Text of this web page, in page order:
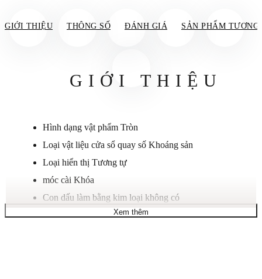
GIỚI THIỆU THÔNG SỐ ĐÁNH GIÁ SẢN PHẨM TƯƠNG
GIỚI THIỆU
Hình dạng vật phẩm Tròn
Loại vật liệu cửa sổ quay số Khoáng sản
Loại hiển thị Tương tự
móc cài Khóa
Con dấu làm bằng kim loại không có
Chất liệu vỏ Thép không gỉ
Xem thêm